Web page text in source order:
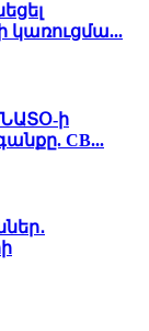
կառուցմա...
ՆԱՏՕ-ի
CB...